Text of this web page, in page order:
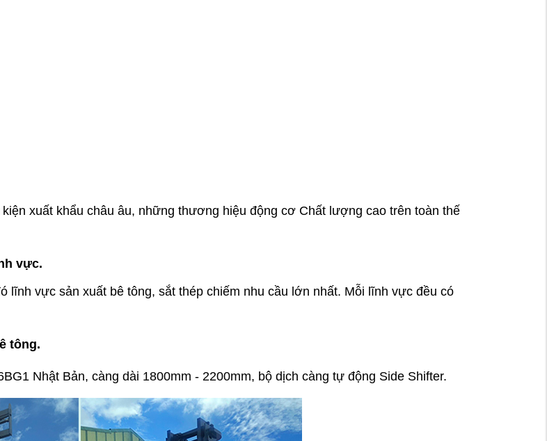
xuất khẩu châu âu, những thương hiệu động cơ Chất lượng cao trên toàn thế
vực.
lĩnh vực sản xuất bê tông, sắt thép chiếm nhu cầu lớn nhất. Mỗi lĩnh vực đều có
tông.
Nhật Bản, càng dài 1800mm - 2200mm, bộ dịch càng tự động Side Shifter.